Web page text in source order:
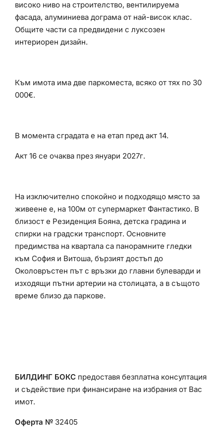
високо ниво на строителство, вентилируема
фасада, алуминиева дограма от най-висок клас.
Общите части са предвидени с луксозен
интериорен дизайн.
Към имота има две паркоместа, всяко от тях по 30
000€.
В момента сградата е на етап пред акт 14.
Акт 16 се очаква през януари 2027г.
На изключително спокойно и подходящо място за
живеене е, на 100м от супермаркет Фантастико. В
близост е Резиденция Бояна, детска градина и
спирки на градски транспорт. Основните
предимства на квартала са панорамните гледки
към София и Витоша, бързият достъп до
Околовръстен път с връзки до главни булеварди и
изходящи пътни артерии на столицата, а в същото
време близо да паркове.
БИЛДИНГ БОКС предоставя безплатна консултация
и съдействие при финансиране на избрания от Вас
имот.
Оферта № 32405